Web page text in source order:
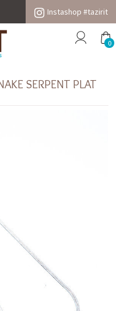
Instashop #tazirit
0
SERPENT PLAT